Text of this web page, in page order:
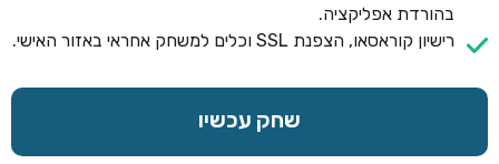
בהורדת אפליקציה.
רישיון קוראסאו, הצפנת SSL וכלים למשחק אחראי באזור האישי.
שחק עכשיו